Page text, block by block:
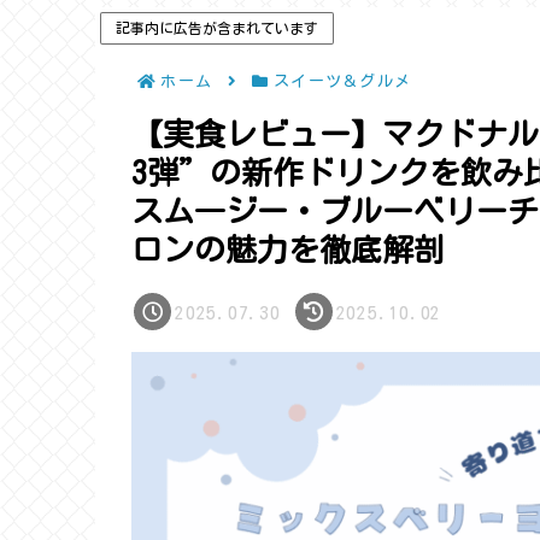
記事内に広告が含まれています
ホーム スイーツ＆グルメ
【実食レビュー】マクドナ
3弾”の新作ドリンクを飲み
スム―ジー・ブルーベリー
ロンの魅力を徹底解剖
2025.07.30 2025.10.02